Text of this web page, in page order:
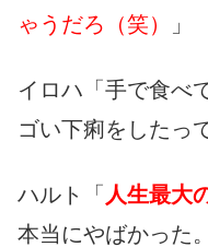
ゃうだろ（笑）
」
イロハ「手で食べ
ゴい下痢をしたっ
ハルト「 人生最大
本当にやばかった。